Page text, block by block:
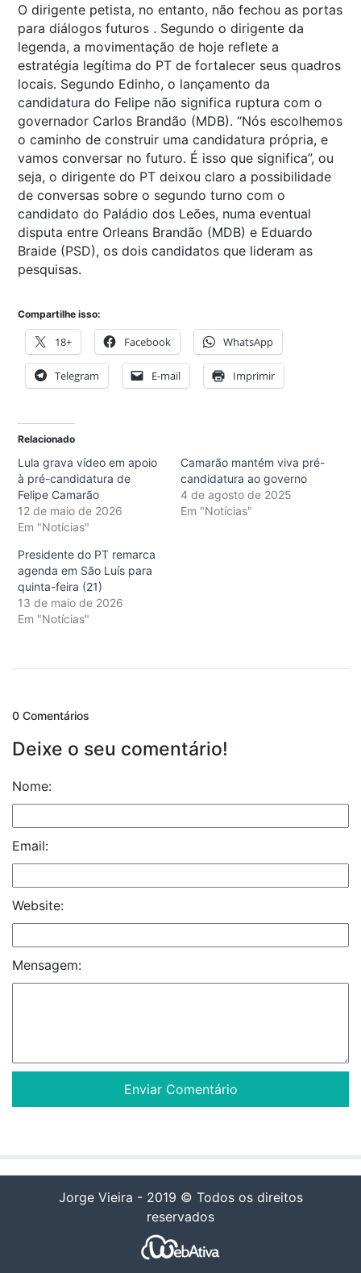
O dirigente petista, no entanto, não fechou as portas
para diálogos futuros . Segundo o dirigente da
legenda, a movimentação de hoje reflete a
estratégia legítima do PT de fortalecer seus quadros
locais. Segundo Edinho, o lançamento da
candidatura do Felipe não significa ruptura com o
governador Carlos Brandão (MDB). “Nós escolhemos
o caminho de construir uma candidatura própria, e
vamos conversar no futuro. É isso que significa”, ou
seja, o dirigente do PT deixou claro a possibilidade
de conversas sobre o segundo turno com o
candidato do Paládio dos Leões, numa eventual
disputa entre Orleans Brandão (MDB) e Eduardo
Braide (PSD), os dois candidatos que lideram as
pesquisas.
Compartilhe isso:
18+ Facebook WhatsApp
Telegram E-mail Imprimir
Relacionado
Lula grava vídeo em apoio
à pré-candidatura de
Felipe Camarão
12 de maio de 2026
Em "Notícias"
Camarão mantém viva pré-
candidatura ao governo
4 de agosto de 2025
Em "Notícias"
Presidente do PT remarca
agenda em São Luís para
quinta-feira (21)
13 de maio de 2026
Em "Notícias"
0 Comentários
Deixe o seu comentário!
Nome:
Email:
Website:
Mensagem:
Jorge Vieira - 2019 © Todos os direitos
reservados